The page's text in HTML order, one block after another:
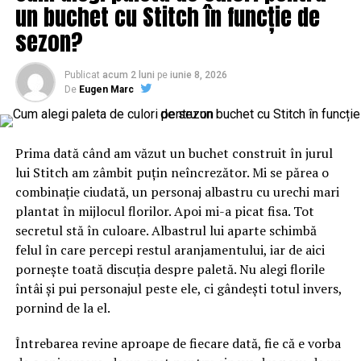
si contagiosi, am inceput sa interpretez in alt registru
cateva din reperele faptice, sub aspect temporal si
procedural juridic ce s-a intamplat de atunci si pana
acum, in iunie 2016.
Va veti intreba de ce sunt securisti! D’aia, pentru ca sunt
fosti ofiteri de Securitate: generalul Puiu Gheorghe –
director general de securitate in SRI; col. Marin
Constantin, coleg cu primul la scoala de ofiteri, ofiter la
Serviciul Special „S” la Prahova; Trandafirescu Zinica –
ofiter de contraspionaj economic la Securitatea Prahova
(Decizia nr. 955/26.02.2014 a I.C.C.J.), acum magistrat,
judecator la Tribunalul Prahova – Sectia penala, cea care
– cum se va arata mai jos – a emis mandatele abuzive si
nelegale de perchezitie domiciliara la cei trei fosti ofiteri
Actiunea a decurs riguros dupa manualele de securitate
de la Scoala de Ofiteri Activi a Ministerului de Interne
un buchet cu Stitch în funcție de
sezon?
Publicat acum 2 luni pe iunie 8, 2026
De Eugen Marc
Prima dată când am văzut un buchet construit în jurul
lui Stitch am zâmbit puțin neîncrezător. Mi se părea o
combinație ciudată, un personaj albastru cu urechi mari
plantat în mijlocul florilor. Apoi mi-a picat fisa. Tot
secretul stă în culoare. Albastrul lui aparte schimbă
felul în care percepi restul aranjamentului, iar de aici
pornește toată discuția despre paletă. Nu alegi florile
întâi și pui personajul peste ele, ci gândești totul invers,
pornind de la el.
Întrebarea revine aproape de fiecare dată, fie că e vorba